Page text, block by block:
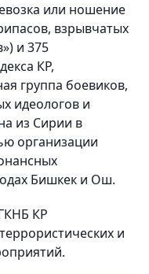
или ношение
взрывчатых
и 375
КР,
группа боевиков,
идеологов и
из Сирии в
организации
Бишкек и Ош.
КР
и